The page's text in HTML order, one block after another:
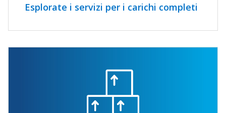
Esplorate i servizi per i carichi completi